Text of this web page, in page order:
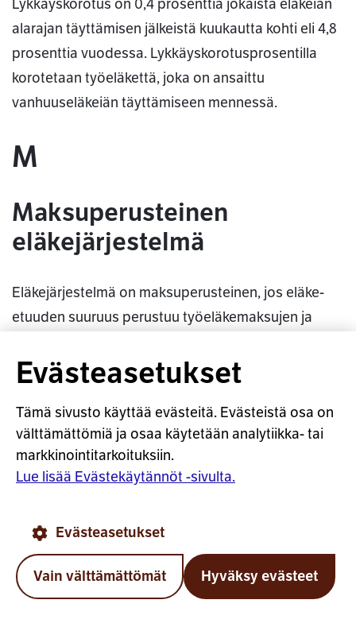
Lykkäyskorotus on 0,4 prosenttia jokaista eläkeiän
alarajan täyttämisen jälkeistä kuukautta kohti eli 4,8
prosenttia vuodessa. Lykkäyskorotusprosentilla
korotetaan työeläkettä, joka on ansaittu
vanhuuseläkeiän täyttämiseen mennessä.
M
Maksuperusteinen
eläkejärjestelmä
Eläkejärjestelmä on maksuperusteinen, jos eläke-
etuuden suuruus perustuu työeläkemaksujen ja
Tällöin maksut ovat yleensä kiinteitä, ja etuus on
paljon kuin kertyneistä varoista riittää, ja jos
eläkkeiden rahoittamisessa on vaikeuksia, leikataan
maksussa olevia eläkkeitä. Muualla Euroopassa
maksuperusteiset eläkejärjestelmät ovat yleisiä.
Katso myös:Etuusperusteinen eläkejärjestelmä
O
Evästeasetukset
Tämä sivusto käyttää evästeitä. Evästeistä osa on
välttämättömiä ja osaa käytetään analytiikka- tai
markkinointitarkoituksiin.
Lue lisää Evästekäytännöt -sivulta.
Evästeasetukset
Vain välttämättömät Hyväksy evästeet